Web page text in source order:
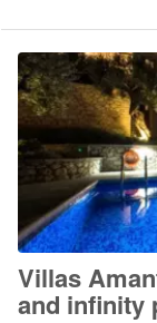
Villas
and infinity